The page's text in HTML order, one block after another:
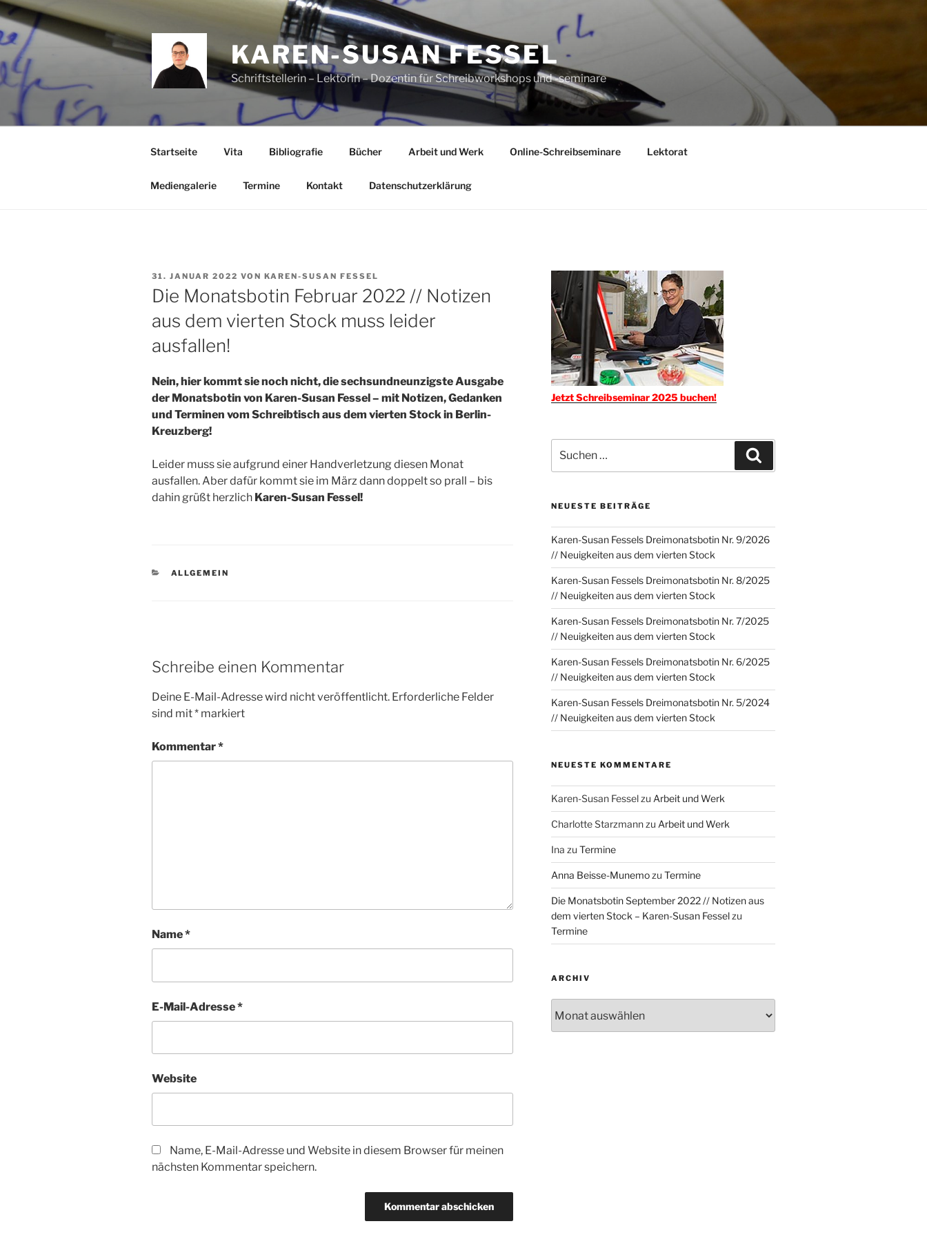
Zum
Inhalt
springen
KAREN-SUSAN FESSEL
Schriftstellerin – Lektorin – Dozentin für Schreibworkshops und -seminare
Startseite Vita Bibliografie Bücher Arbeit und Werk Online-Schreibseminare Lektorat
Mediengalerie Termine Kontakt Datenschutzerklärung
VERÖFFENTLICHT
AM
31. JANUAR 2022 VON KAREN-SUSAN FESSEL
Die Monatsbotin Februar 2022 // Notizen
aus dem vierten Stock muss leider
ausfallen!
Nein, hier kommt sie noch nicht, die sechsundneunzigste Ausgabe
der Monatsbotin von Karen-Susan Fessel – mit Notizen, Gedanken
und Terminen vom Schreibtisch aus dem vierten Stock in Berlin-
Kreuzberg!
Leider muss sie aufgrund einer Handverletzung diesen Monat
ausfallen. Aber dafür kommt sie im März dann doppelt so prall – bis
dahin grüßt herzlich Karen-Susan Fessel!
KATEGORIEN
ALLGEMEIN
Schreibe einen Kommentar
Deine E-Mail-Adresse wird nicht veröffentlicht. Erforderliche Felder
sind mit* markiert
Kommentar*
Name*
E-Mail-Adresse*
Website
Name, E-Mail-Adresse und Website in diesem Browser für meinen
nächsten Kommentar speichern.
Jetzt Schreibseminar 2025 buchen!
nach:
NEUESTE BEITRÄGE
Karen-Susan Fessels Dreimonatsbotin Nr. 9/2026
// Neuigkeiten aus dem vierten Stock
Karen-Susan Fessels Dreimonatsbotin Nr. 8/2025
// Neuigkeiten aus dem vierten Stock
Karen-Susan Fessels Dreimonatsbotin Nr. 7/2025
// Neuigkeiten aus dem vierten Stock
Karen-Susan Fessels Dreimonatsbotin Nr. 6/2025
// Neuigkeiten aus dem vierten Stock
Karen-Susan Fessels Dreimonatsbotin Nr. 5/2024
// Neuigkeiten aus dem vierten Stock
NEUESTE KOMMENTARE
Karen-Susan Fesselzu Arbeit und Werk
Charlotte Starzmannzu Arbeit und Werk
Ina zu Termine
Anna Beisse-Munemozu Termine
Die Monatsbotin September 2022 // Notizen aus
dem vierten Stock – Karen-Susan Fesselzu
Termine
ARCHIV